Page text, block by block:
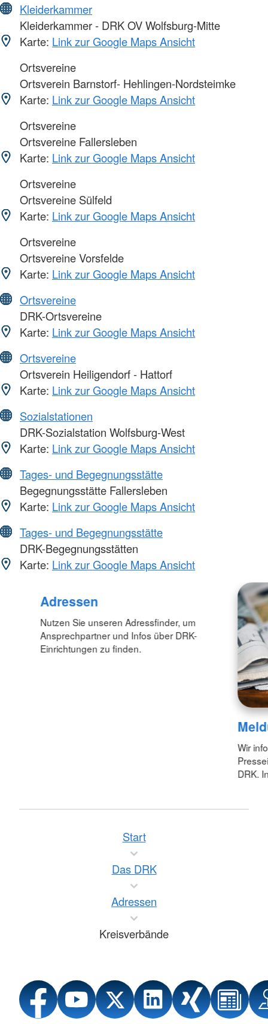
Kleiderkammer
Kleiderkammer - DRK OV Wolfsburg-Mitte
Karte: Link zur Google Maps Ansicht
Ortsvereine
Ortsverein Barnstorf- Hehlingen-Nordsteimke
Karte: Link zur Google Maps Ansicht
Ortsvereine
Ortsvereine Fallersleben
Karte: Link zur Google Maps Ansicht
Ortsvereine
Ortsvereine Sülfeld
Karte: Link zur Google Maps Ansicht
Ortsvereine
Ortsvereine Vorsfelde
Karte: Link zur Google Maps Ansicht
Ortsvereine
DRK-Ortsvereine
Karte: Link zur Google Maps Ansicht
Ortsvereine
Ortsverein Heiligendorf - Hattorf
Karte: Link zur Google Maps Ansicht
Sozialstationen
DRK-Sozialstation Wolfsburg-West
Karte: Link zur Google Maps Ansicht
Tages- und Begegnungsstätte
Begegnungsstätte Fallersleben
Karte: Link zur Google Maps Ansicht
Tages- und Begegnungsstätte
DRK-Begegnungsstätten
Karte: Link zur Google Maps Ansicht
Adressen
Nutzen Sie unseren Adressfinder, um
Ansprechpartner und Infos über DRK-
Einrichtungen zu finden.
Wir
DRK.
Start
Das DRK
Adressen
Kreisverbände